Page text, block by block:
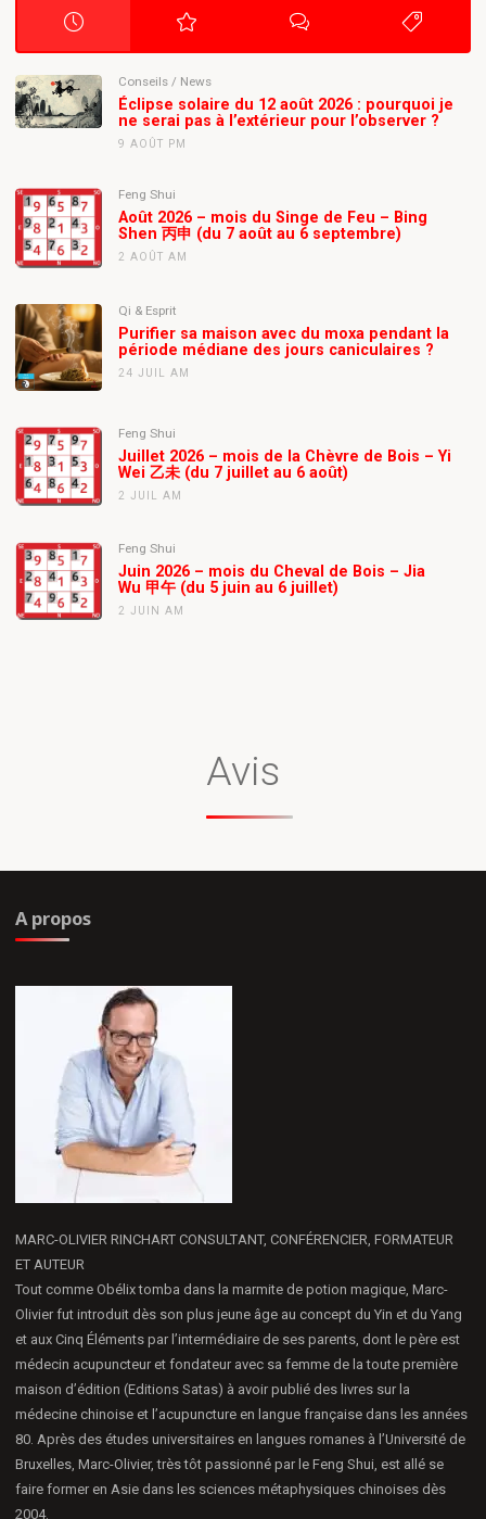
Conseils / News
Éclipse solaire du 12 août 2026 : pourquoi je
ne serai pas à l’extérieur pour l’observer ?
9 AOÛT PM
Feng Shui
Août 2026 – mois du Singe de Feu – Bing
Shen 丙申 (du 7 août au 6 septembre)
2 AOÛT AM
Qi & Esprit
Purifier sa maison avec du moxa pendant la
période médiane des jours caniculaires ?
24 JUIL AM
Feng Shui
Juillet 2026 – mois de la Chèvre de Bois – Yi
Wei 乙未 (du 7 juillet au 6 août)
2 JUIL AM
Feng Shui
Juin 2026 – mois du Cheval de Bois – Jia
Wu 甲午 (du 5 juin au 6 juillet)
2 JUIN AM
Avis
A propos
MARC-OLIVIER RINCHART CONSULTANT, CONFÉRENCIER, FORMATEUR
ET AUTEUR
Tout comme Obélix tomba dans la marmite de potion magique, Marc-
Olivier fut introduit dès son plus jeune âge au concept du Yin et du Yang
et aux Cinq Éléments par l’intermédiaire de ses parents, dont le père est
médecin acupuncteur et fondateur avec sa femme de la toute première
maison d’édition (Editions Satas) à avoir publié des livres sur la
médecine chinoise et l’acupuncture en langue française dans les années
80. Après des études universitaires en langues romanes à l’Université de
Bruxelles, Marc-Olivier, très tôt passionné par le Feng Shui, est allé se
faire former en Asie dans les sciences métaphysiques chinoises dès
2004.